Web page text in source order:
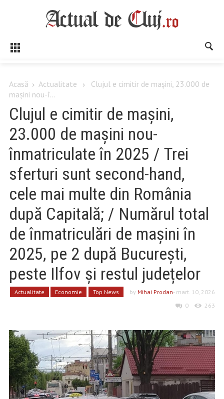
Acasă Actualitate
Clujul e cimitir de mașini, 23.000 de
mașini nou-î...
Clujul e cimitir de mașini,
23.000 de mașini nou-
înmatriculate în 2025 / Trei
sferturi sunt second-hand,
cele mai multe din România
după Capitală; / Numărul total
de înmatriculări de mașini în
2025, pe 2 după București,
peste Ilfov și restul județelor
Actualitate Economie Top News by Mihai Prodan- mart. 10, 2026
0
263